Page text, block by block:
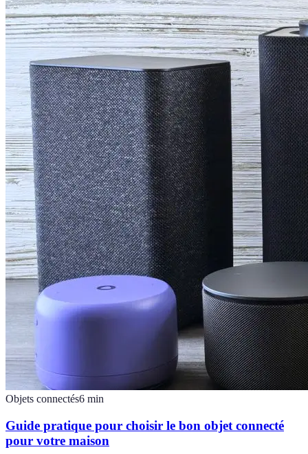
Objets connectés6 min
Guide pratique pour choisir le bon objet connecté
pour votre maison